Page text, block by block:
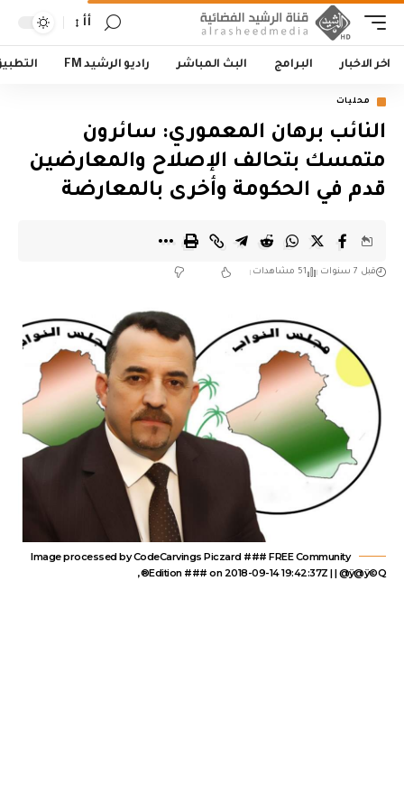
أأ
اخر الاخبار البرامج البث المباشر راديو الرشيد FM
محليات
النائب برهان المعموري: سائرون
متمسك بتحالف الإصلاح والمعارضين
قدم في الحكومة وأخرى بالمعارضة
قبل 7 سنوات 51 مشاهدات
Image processed by CodeCarvings Piczard ### FREE Community
Edition ### on 2018-09-14 19:42:37Z | | @ÿ@ÿ©Q®,